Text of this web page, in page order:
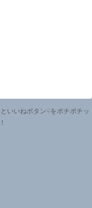
いいねボタン☟をポチポチッ